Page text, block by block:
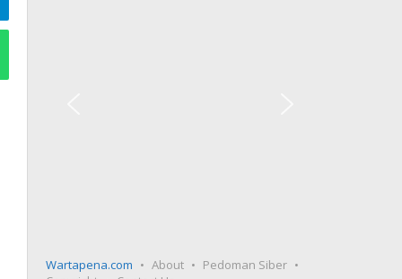
Wartapena.com About
Pedoman Siber